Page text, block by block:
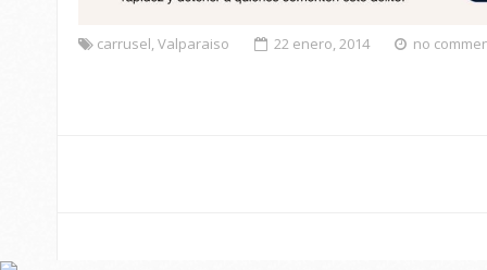
carrusel,Valparaiso 22 enero, 2014 no